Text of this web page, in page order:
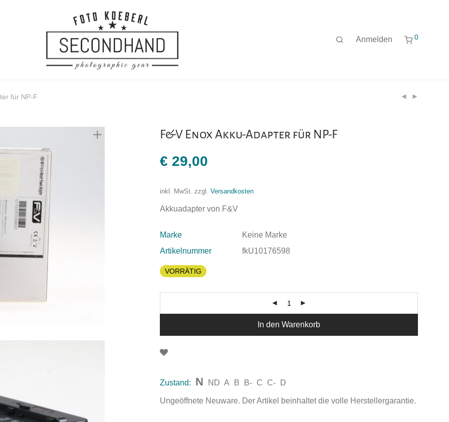
Anmelden 0
für NP-F
F&V Enox Akku-Adapter für NP-F
€ 29,00
inkl. MwSt. zzgl. Versandkosten
Akkuadapter von F&V
Marke
Keine Marke
Artikelnummer
fkU10176598
VORRÄTIG
In den Warenkorb
Zustand: N ND A B B- C C- D
Ungeöffnete Neuware. Der Artikel beinhaltet die volle Herstellergarantie.